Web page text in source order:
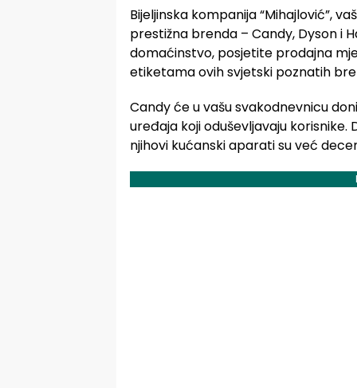
Bijeljinska kompanija “Mihajlović”,
prestižna brenda – Candy, Dyson i
domaćinstvo, posjetite prodajna
etiketama ovih svjetski poznatih
Candy će u vašu svakodnevnicu
uređaja koji oduševljavaju korisnike.
njihovi kućanski aparati su već